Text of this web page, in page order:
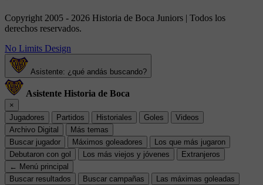
Copyright 2005 - 2026 Historia de Boca Juniors | Todos los
derechos reservados.
No Limits Design
Asistente: ¿qué andás buscando?
Asistente Historia de Boca
×
Jugadores
Partidos Historiales Goles
Videos
Archivo Digital
Más temas
Buscar jugador
Máximos goleadores
Los que más jugaron
Debutaron con gol
Los más viejos y jóvenes
Extranjeros
← Menú principal
Buscar resultados
Buscar campañas
Las máximas goleadas